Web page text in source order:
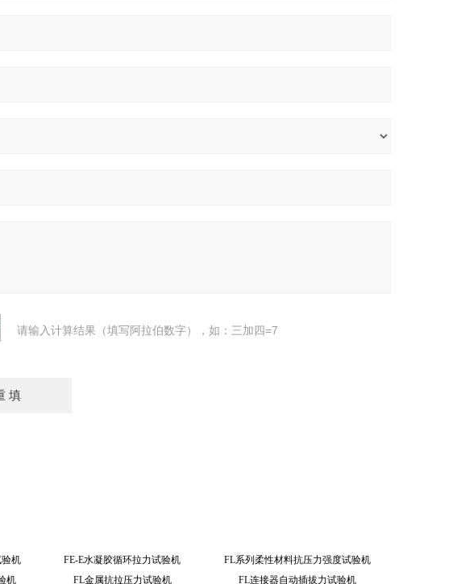
请输入计算结果（填写阿拉伯数字），如：三加四=7
验机 FE-E水凝胶循环拉力试验机
FL系列柔性材料抗压力强度试验机
机 FL金属抗拉压力试验机 FL连接器自动插拔力试验机